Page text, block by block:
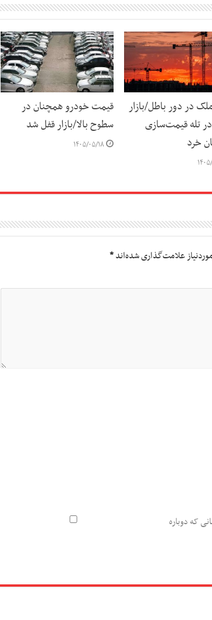
در دور باطل/بازار
تله قیمت‌سازی
خرد
۱۸
قیمت خودرو همچنان در
سطوح بالا/بازار قفل شد
۱۴۰۵/۰۵/۱۸
علامت‌گذاری شده‌اند*
که دوباره